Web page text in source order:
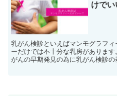
けでい
乳がん検診といえばマンモグラフ
ーだけでは不十分な乳房がありま
がんの早期発見の為に乳がん検診の